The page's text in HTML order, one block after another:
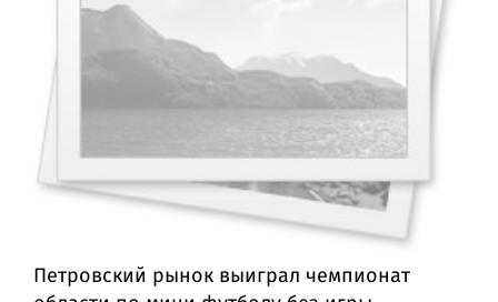
Петровский рынок выиграл чемпионат